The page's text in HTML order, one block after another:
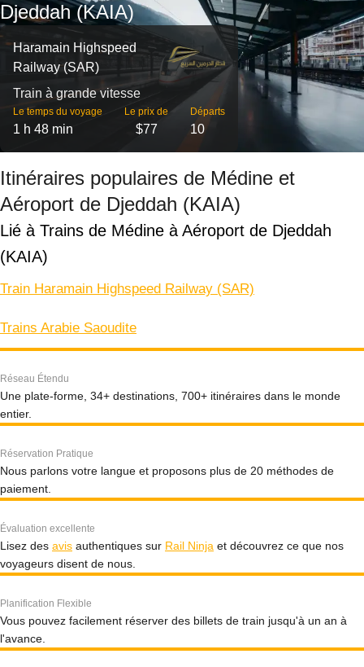
Djeddah (KAIA)
Haramain Highspeed
Railway (SAR)
Train à grande vitesse
Le temps du voyage
1 h 48 min
Le prix de
$77
Départs
10
Itinéraires populaires de Médine et
Aéroport de Djeddah (KAIA)
Lié à Trains de Médine à Aéroport de Djeddah
(KAIA)
Train Haramain Highspeed Railway (SAR)
Trains Arabie Saoudite
Réseau Étendu
Une plate-forme, 34+ destinations, 700+ itinéraires dans le monde
entier.
Réservation Pratique
Nous parlons votre langue et proposons plus de 20 méthodes de
paiement.
Évaluation excellente
Lisez des avis authentiques sur Rail Ninja et découvrez ce que nos
voyageurs disent de nous.
Planification Flexible
Vous pouvez facilement réserver des billets de train jusqu'à un an à
l'avance.